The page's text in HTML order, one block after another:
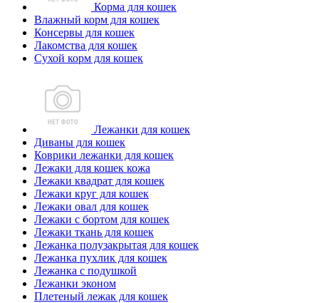
Корма для кошек
Влажный корм для кошек
Консервы для кошек
Лакомства для кошек
Сухой корм для кошек
Лежанки для кошек
Диваны для кошек
Коврики лежанки для кошек
Лежаки для кошек кожа
Лежаки квадрат для кошек
Лежаки круг для кошек
Лежаки овал для кошек
Лежаки с бортом для кошек
Лежаки ткань для кошек
Лежанка полузакрытая для кошек
Лежанка пухлик для кошек
Лежанка с подушкой
Лежанки эконом
Плетеный лежак для кошек